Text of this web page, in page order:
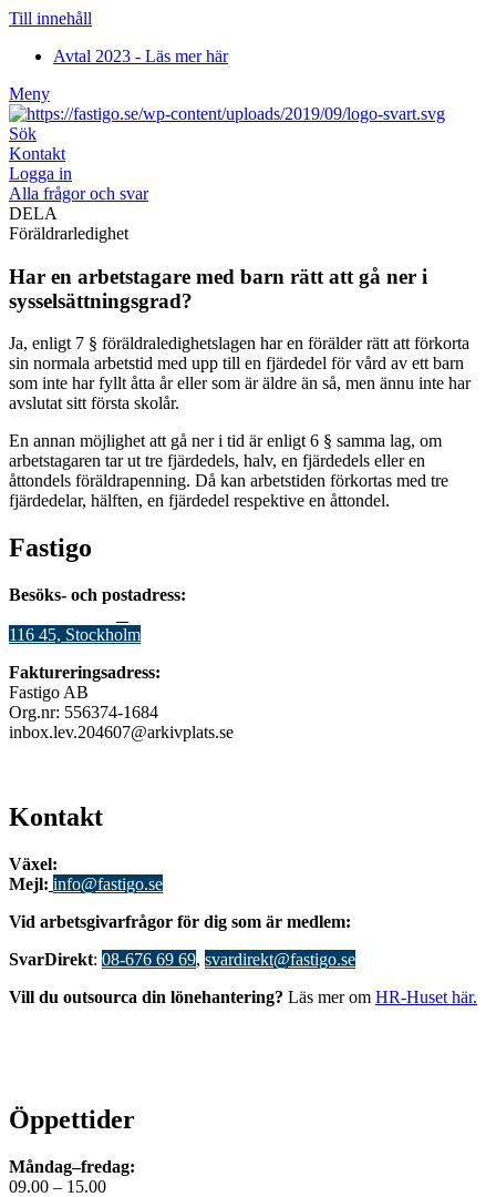
Till innehåll
Avtal 2023 - Läs mer här
Meny
Sök
Kontakt
Logga in
Alla frågor och svar
DELA
Föräldrarledighet
Har en arbetstagare med barn rätt att gå ner i
sysselsättningsgrad?
Ja, enligt 7 § föräldraledighetslagen har en förälder rätt att förkorta
sin normala arbetstid med upp till en fjärdedel för vård av ett barn
som inte har fyllt åtta år eller som är äldre än så, men ännu inte har
avslutat sitt första skolår.
En annan möjlighet att gå ner i tid är enligt 6 § samma lag, om
arbetstagaren tar ut tre fjärdedels, halv, en fjärdedels eller en
åttondels föräldrapenning. Då kan arbetstiden förkortas med tre
fjärdedelar, hälften, en fjärdedel respektive en åttondel.
Fastigo
Besöks- och postadress:
116 45, Stockholm
Faktureringsadress:
Fastigo AB
Org.nr: 556374-1684
inbox.lev.204607@arkivplats.se
Kontakt
Växel:
Mejl: info@fastigo.se
Vid arbetsgivarfrågor för dig som är medlem:
SvarDirekt: 08-676 69 69, svardirekt@fastigo.se
Vill du outsourca din lönehantering? Läs mer om HR-Huset här.
Öppettider
Måndag–fredag:
09.00 – 15.00